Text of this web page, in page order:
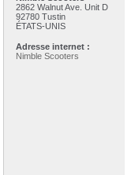
2862 Walnut Ave. Unit D
92780 Tustin
ÉTATS-UNIS
Adresse internet :
Nimble Scooters